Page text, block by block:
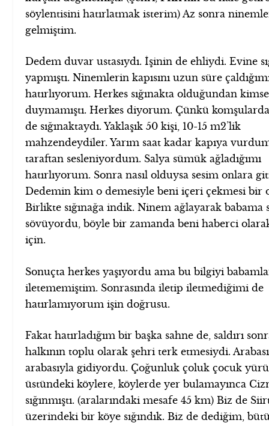
söylentisini hatırlatmak isterim) Az sonra
gelmiştim.
Dedem duvar ustasıydı. İşinin de ehliydi. Evine
yapmıştı. Ninemlerin kapısını uzun süre
hatırlıyorum. Herkes sığınakta olduğundan
duymamıştı. Herkes diyorum. Çünkü
de sığınaktaydı. Yaklaşık 50 kişi, 10-15 m2’lik
mahzendeydiler. Yarım saat kadar kapıya
taraftan sesleniyordum. Salya sümük ağladığımı
hatırlıyorum. Sonra nasıl olduysa sesim onlara
Dedemin kim o demesiyle beni içeri çekmesi bir
Birlikte sığınağa indik. Ninem ağlayarak babama
sövüyordu, böyle bir zamanda beni haberci
için.
Sonuçta herkes yaşıyordu ama bu bilgiyi
iletememiştim. Sonrasında iletip iletmediğimi de
hatırlamıyorum işin doğrusu.
Fakat hatırladığım bir başka sahne de, saldırı
halkının toplu olarak şehri terk etmesiydi.
arabasıyla gidiyordu. Çoğunluk çoluk çocuk
üstündeki köylere, köylerde yer bulamayınca
sığınmıştı. (aralarındaki mesafe 45 km) Biz de
üzerindeki bir köye sığındık. Biz de dediğim,